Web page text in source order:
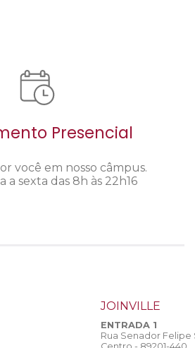
Presencial
você em nosso câmpus.
a sexta das 8h às 22h16
JOINVILLE
ENTRADA 1
Rua Senador
Centro - 89201-440